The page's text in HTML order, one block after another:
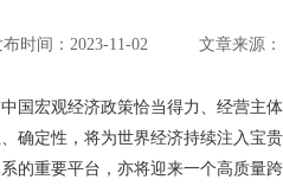
布时间：2023-11-02 文章来源：
国宏观经济政策恰当得力、经营主
确定性，将为世界经济持续注入宝
的重要平台，亦将迎来一个高质量跨